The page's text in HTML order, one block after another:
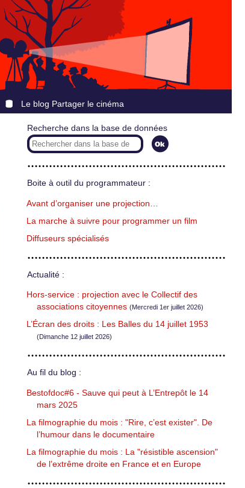
Le blog Partager le cinéma
Recherche dans la base de données
Boite à outil du programmateur :
Avant d’organiser une projection…
La marche à suivre pour programmer un film
Diffuseurs spécialisés
Actualité :
Hors-service : projection avec le Collectif des
associations citoyennes (Mercredi 1er juillet 2026)
L’Écran des droits : Les Balles du 14 juillet 1953
(Dimanche 12 juillet 2026)
Au fil du blog :
Bestofdoc#6 - Sauve qui peut à L’Entrepôt le 14
mars 2025
La filmographie du mois : "Rire, c’est exister". De
l’humour dans le documentaire
La filmographie du mois : La "résistible ascension"
de l’extrême droite en France et en Europe